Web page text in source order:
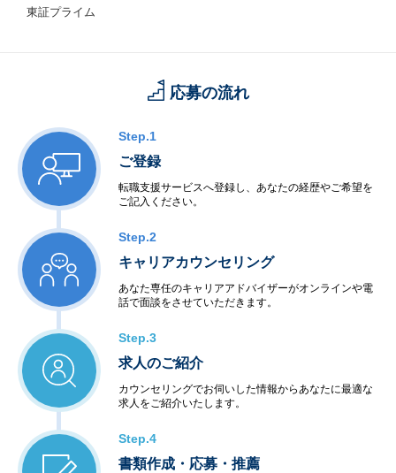
東証プライム
応募の流れ
Step.1
ご登録
転職支援サービスへ登録し、あなたの経歴やご希望を
ご記入ください。
Step.2
キャリアカウンセリング
あなた専任のキャリアアドバイザーがオンラインや電
話で面談をさせていただきます。
Step.3
求人のご紹介
カウンセリングでお伺いした情報からあなたに最適な
求人をご紹介いたします。
Step.4
書類作成・応募・推薦